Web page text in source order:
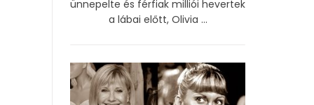
ünnepelte és férfiak milliói hevertek
a lábai előtt, Olivia ...